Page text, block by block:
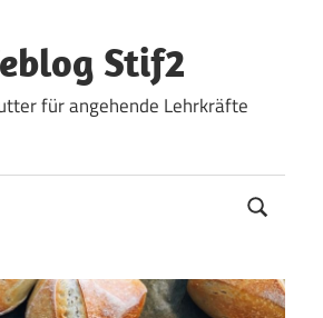
Stif2
für angehende Lehrkräfte